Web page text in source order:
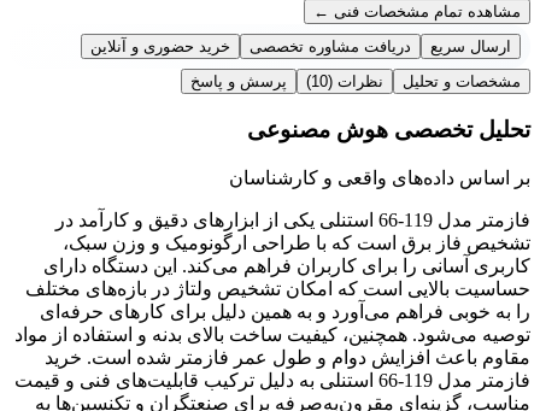
مشاهده تمام مشخصات فنی ←
ارسال سریع
دریافت مشاوره تخصصی
خرید حضوری و آنلاین
مشخصات و تحلیل
نظرات (10) پرسش و پاسخ
تحلیل تخصصی هوش مصنوعی
بر اساس داده‌های واقعی و کارشناسان
فازمتر مدل 119-66 استنلی یکی از ابزارهای دقیق و کارآمد در
تشخیص فاز برق است که با طراحی ارگونومیک و وزن سبک،
کاربری آسانی را برای کاربران فراهم می‌کند. این دستگاه دارای
حساسیت بالایی است که امکان تشخیص ولتاژ در بازه‌های مختلف
را به خوبی فراهم می‌آورد و به همین دلیل برای کارهای حرفه‌ای
توصیه می‌شود. همچنین، کیفیت ساخت بالای بدنه و استفاده از مواد
مقاوم باعث افزایش دوام و طول عمر فازمتر شده است. خرید
فازمتر مدل 119-66 استنلی به دلیل ترکیب قابلیت‌های فنی و قیمت
مناسب، گزینه‌ای مقرون‌به‌صرفه برای صنعتگران و تکنسین‌ها به